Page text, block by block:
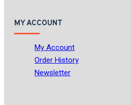
MY ACCOUNT
My Account
Order History
Newsletter